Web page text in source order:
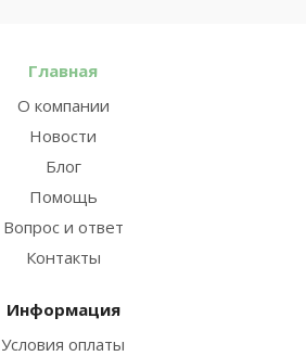
Главная
О компании
Новости
Блог
Помощь
Вопрос и ответ
Контакты
Информация
Условия оплаты